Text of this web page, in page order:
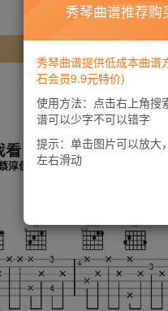
秀琴曲谱推荐购
秀琴曲谱提供低成本曲谱
石会员9.9元特价)
使用方法：点击右上角搜
谱可以少字不可以错字
提示：单击图片可以放大
左右滑动